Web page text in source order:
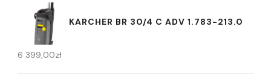
KARCHER BR 30/4 C ADV 1.783-213.0
6 399,00zł